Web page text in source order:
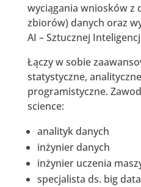
wyciągania wniosków z
zbiorów) danych oraz
AI – Sztucznej
Łączy w sobie
statystyczne,
programistyczne.
science:
analityk danych
inżynier danych
inżynier uczenia
specjalista ds. big data